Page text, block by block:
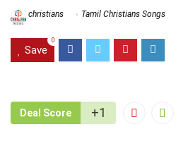
christians Tamil Christians Songs
Save
0
Deal Score +1